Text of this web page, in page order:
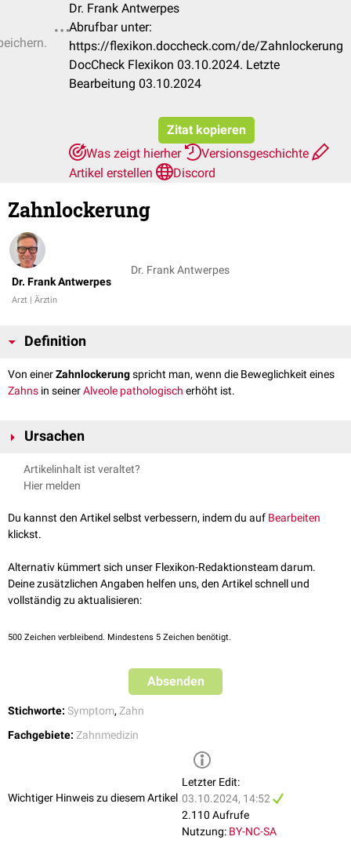
Dr. Frank Antwerpes
Abrufbar unter:
https://flexikon.doccheck.com/de/Zahnlockerung
DocCheck Flexikon 03.10.2024. Letzte
Bearbeitung 03.10.2024
Zitat kopieren
Was zeigt hierher
Versionsgeschichte
Artikel erstellen
Discord
Zahnlockerung
Dr. Frank Antwerpes
Arzt | Ärztin
Dr. Frank Antwerpes
Definition
Von einerZahnlockerungspricht man, wenn die Beweglichkeit eines
Zahns in seinerAlveole pathologisch erhöht ist.
Ursachen
Zahntrauma Subluxation
Kieferfraktur
Osteomyelitis des
Kieferknochens
Knochenzyste
Artikelinhalt ist veraltet?
Hier melden
Du kannst den Artikel selbst verbessern, indem du auf Bearbeiten
klickst.
Alternativ kümmert sich unser Flexikon-Redaktionsteam darum.
Deine zusätzlichen Angaben helfen uns, den Artikel schnell und
vollständig zu aktualisieren:
500 Zeichen verbleibend. Mindestens 5 Zeichen benötigt.
Absenden
Stichworte: Symptom, Zahn
Fachgebiete: Zahnmedizin
Wichtiger Hinweis zu diesem Artikel
Letzter Edit:
03.10.2024, 14:52
2.110 Aufrufe
Nutzung: BY-NC-SA